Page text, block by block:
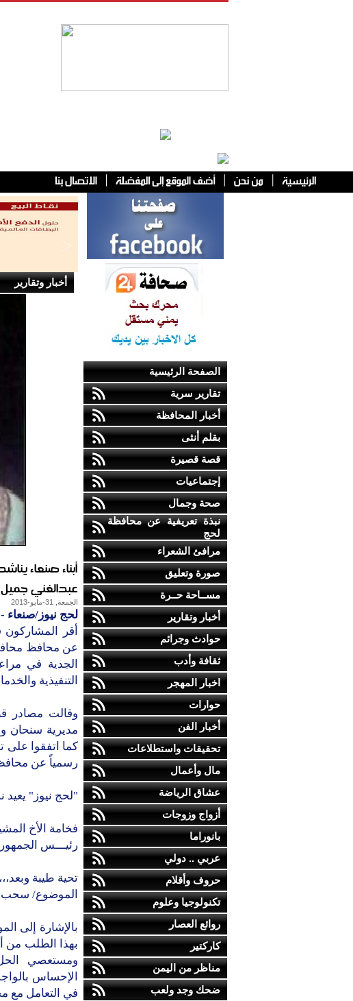
الصفحة الرئيسية
تقارير سرية
أخبار المحافظة
بقلم أنثى
قصة قصيرة
إجتماعيات
صحة وجمال
نبذة تعريفية عن محافظة
لحج
مرافئ الشعراء
صورة وتعليق
مســاحة حــرة
أخبار وتقارير
حوادث وجرائم
ثقافة وأدب
اخبار المهجر
حوارات
أخبار الفن
تحقيقات واستطلاعات
مال وأعمال
عشاق الرياضة
أزواج وزوجات
بانوراما
عربي .. دولي
حروف وأقلام
تكنولوجيا وعلوم
روائع العصار
كاركتير
مناظر من اليمن
ضحك وجد ولعب
أخبار وتقارير
أبناء صنعاء
عبدالغني جميل
الجمعة, 31-مايو-2013
لحج نيوز/صنعاء -
أقر
عن محافظ
الجدية في
التنفيذية
وقالت مصادر
مديرية سنحان
كما اتفقوا
رسمياً عن
"لحج نيوز" يعيد
فخامة الأخ
رئيـــس
تحية طيبة وبعد،،،
الموضوع/ سحب
بالإشارة إلى
بهذا الطلب من
ومستعصي الحل
الإحساس
في التعامل مع